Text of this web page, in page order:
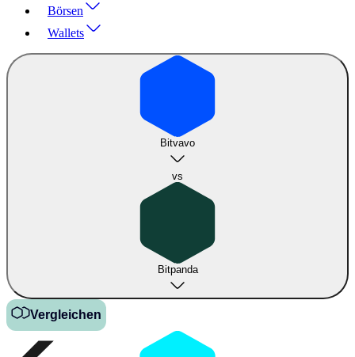
Börsen
Wallets
Bitvavo
vs
Bitpanda
Vergleichen